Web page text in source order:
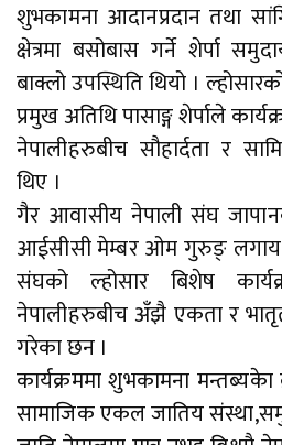
शुभकामना आदानप्रदान तथा
क्षेत्रमा बसोबास गर्ने शेर्पा
बाक्लो उपस्थिति थियो ।
प्रमुख अतिथि पासाङ्ग शेर्पाले
नेपालीहरुबीच सौहार्दता र
थिए ।
गैर आवासीय नेपाली संघ
आईसीसी मेम्बर ओम गुरुङ्
संघको ल्होसार बिशेष
नेपालीहरुबीच अँझै एकता र
गरेका छन ।
कार्यक्रममा शुभकामना मन्तब्यकेा
सामाजिक एकल जातिय